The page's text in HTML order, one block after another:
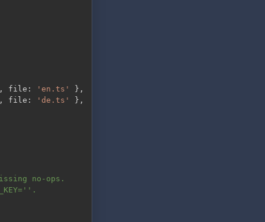
file : 'en.ts' } ,
file : 'de.ts' } ,
no-ops.